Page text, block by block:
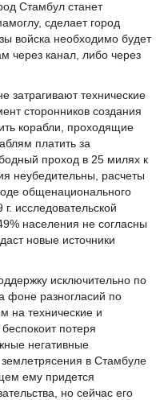
Стамбул станет
сделает город
войска необходимо будет
через канал, либо через
затрагивают технические
сторонников создания
корабли, проходящие
платить за
проход в 25 милях к
неубедительны, расчеты
общенационального
исследовательской
населения не согласны
новые источники
исключительно по
фоне разногласий по
на технические и
потеря
негативные
в Стамбуле
ему придется
но сейчас его